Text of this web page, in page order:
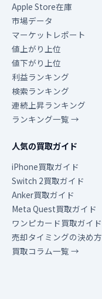
Apple Store在庫
市場データ
マーケットレポート
値上がり上位
値下がり上位
利益ランキング
検索ランキング
連続上昇ランキング
ランキング一覧 →
人気の買取ガイド
iPhone買取ガイド
Switch 2買取ガイド
Anker買取ガイド
Meta Quest買取ガイド
ワンピカード買取ガイド
売却タイミングの決め方
買取コラム一覧 →